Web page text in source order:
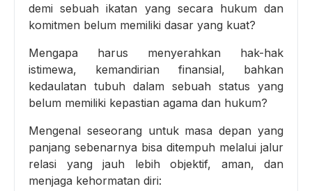
demi sebuah ikatan yang secara hukum dan
komitmen belum memiliki dasar yang kuat?
Mengapa harus menyerahkan hak-hak
istimewa, kemandirian finansial, bahkan
kedaulatan tubuh dalam sebuah status yang
belum memiliki kepastian agama dan hukum?
Mengenal seseorang untuk masa depan yang
panjang sebenarnya bisa ditempuh melalui jalur
relasi yang jauh lebih objektif, aman, dan
menjaga kehormatan diri: